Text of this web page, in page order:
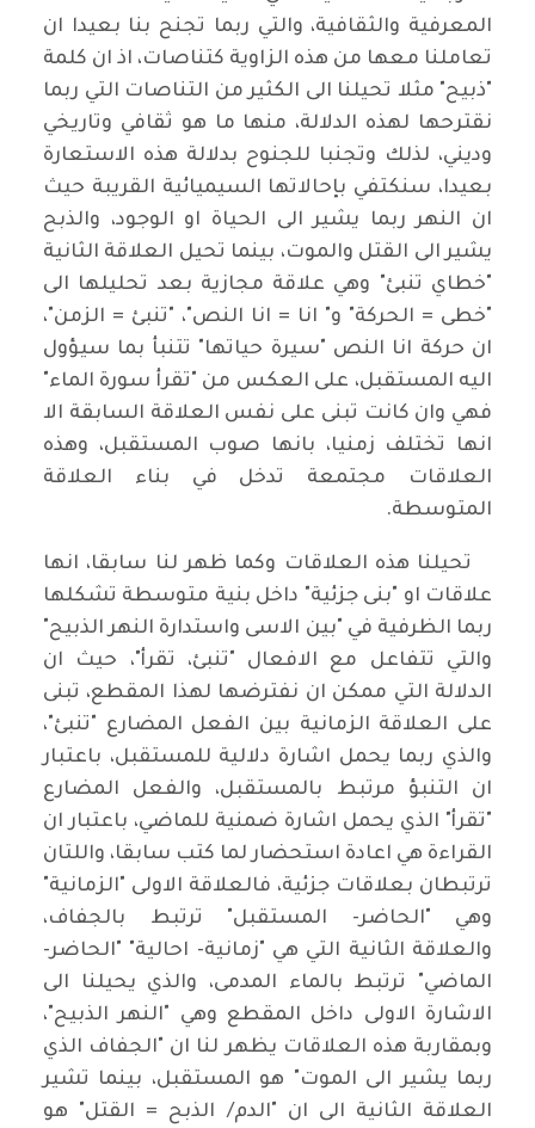
المعرفية والثقافية، والتي ربما تجنح بنا بعيدا ان
تعاملنا معها من هذه الزاوية كتناصات، اذ ان كلمة
"ذبيح" مثلا تحيلنا الى الكثير من التناصات التي ربما
نقترحها لهذه الدلالة، منها ما هو ثقافي وتاريخي
وديني، لذلك وتجنبا للجنوح بدلالة هذه الاستعارة
بعيدا، سنكتفي بإحالاتها السيميائية القريبة حيث
ان النهر ربما يشير الى الحياة او الوجود، والذبح
يشير الى القتل والموت، بينما تحيل العلاقة الثانية
"خطاي تنبئ" وهي علاقة مجازية بعد تحليلها الى
"خطى = الحركة" و" انا = انا النص"، "تنبئ = الزمن"،
ان حركة انا النص "سيرة حياتها" تتنبأ بما سيؤول
اليه المستقبل، على العكس من "تقرأ سورة الماء"
فهي وان كانت تبنى على نفس العلاقة السابقة الا
انها تختلف زمنيا، بانها صوب المستقبل، وهذه
العلاقات مجتمعة تدخل في بناء العلاقة
المتوسطة.
تحيلنا هذه العلاقات وكما ظهر لنا سابقا، انها
علاقات او "بنى جزئية" داخل بنية متوسطة تشكلها
ربما الظرفية في "بين الاسى واستدارة النهر الذبيح"
والتي تتفاعل مع الافعال "تنبئ، تقرأ"، حيث ان
الدلالة التي ممكن ان نفترضها لهذا المقطع، تبنى
على العلاقة الزمانية بين الفعل المضارع "تنبئ"،
والذي ربما يحمل اشارة دلالية للمستقبل، باعتبار
ان التنبؤ مرتبط بالمستقبل، والفعل المضارع
"تقرأ" الذي يحمل اشارة ضمنية للماضي، باعتبار ان
القراءة هي اعادة استحضار لما كتب سابقا، واللتان
ترتبطان بعلاقات جزئية، فالعلاقة الاولى "الزمانية"
وهي "الحاضر- المستقبل" ترتبط بالجفاف،
والعلاقة الثانية التي هي "زمانية- احالية" "الحاضر-
الماضي" ترتبط بالماء المدمى، والذي يحيلنا الى
الاشارة الاولى داخل المقطع وهي "النهر الذبيح"،
وبمقاربة هذه العلاقات يظهر لنا ان "الجفاف الذي
ربما يشير الى الموت" هو المستقبل، بينما تشير
العلاقة الثانية الى ان "الدم/ الذبح = القتل" هو